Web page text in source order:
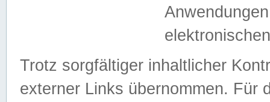
Trotz sorgfältiger inhaltlicher
externer Links übernommen. Für